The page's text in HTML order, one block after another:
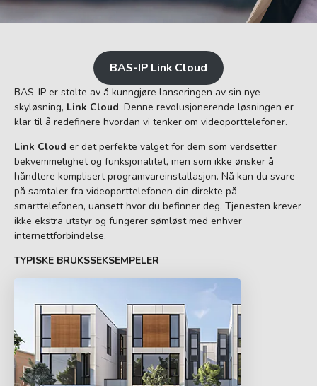
BAS-IP Link Cloud
BAS-IP er stolte av å kunngjøre lanseringen av sin nye
skyløsning, Link Cloud. Denne revolusjonerende løsningen er
klar til å redefinere hvordan vi tenker om videoporttelefoner.
Link Cloud er det perfekte valget for dem som verdsetter
bekvemmelighet og funksjonalitet, men som ikke ønsker å
håndtere komplisert programvareinstallasjon. Nå kan du svare
på samtaler fra videoporttelefonen din direkte på
smarttelefonen, uansett hvor du befinner deg. Tjenesten krever
ikke ekstra utstyr og fungerer sømløst med enhver
internettforbindelse.
TYPISKE BRUKSSEKSEMPELER